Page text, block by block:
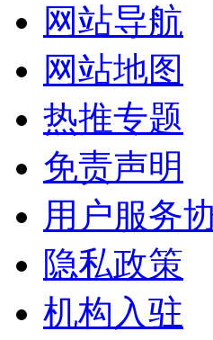
网站导航
网站地图
热推专题
免责声明
用户服务
隐私政策
机构入驻